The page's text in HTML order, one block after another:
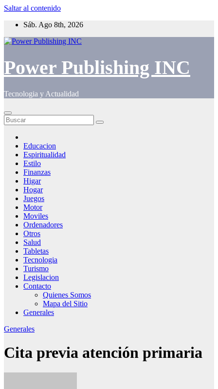
Saltar al contenido
Sáb. Ago 8th, 2026
Power Publishing INC
Tecnologia y Actualidad
Educacion
Espiritualidad
Estilo
Finanzas
Higar
Hogar
Juegos
Motor
Moviles
Ordenadores
Otros
Salud
Tabletas
Tecnologia
Turismo
Legislacion
Contacto
Quienes Somos
Mapa del Sitio
Generales
Generales
Cita previa atención primaria